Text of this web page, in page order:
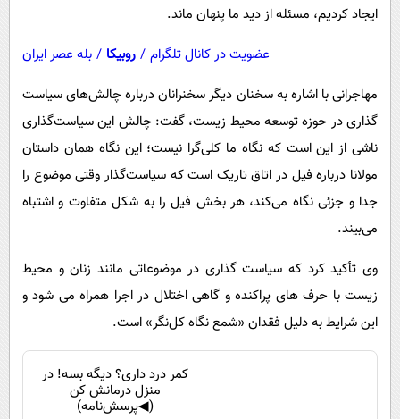
ایجاد کردیم، مسئله از دید ما پنهان ماند.
عضویت در کانال تلگرام / روبیکا / بله عصر ایران
مهاجرانی با اشاره به سخنان دیگر سخنرانان درباره چالش‌های سیاست
گذاری در حوزه توسعه محیط زیست، گفت: چالش این سیاست‌گذاری
ناشی از این است که نگاه ما کلی‌گرا نیست؛ این نگاه همان داستان
مولانا درباره فیل در اتاق تاریک است که سیاست‌گذار وقتی موضوع را
جدا و جزئی نگاه می‌کند، هر بخش فیل را به شکل متفاوت و اشتباه
می‌بیند.
وی تأکید کرد که سیاست گذاری در موضوعاتی مانند زنان و محیط
زیست با حرف های پراکنده و گاهی اختلال در اجرا همراه می شود و
این شرایط به دلیل فقدان «شمع نگاه کل‌نگر» است.
کمر درد داری؟ دیگه بسه! در
منزل درمانش کن
(◀پرسش‌نامه)